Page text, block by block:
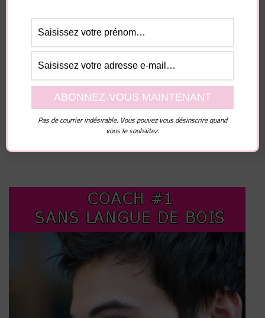
Enregistrer mon nom, mon e-mail et mon site dans
le navigateur pour mon prochain commentaire.
Pas de courrier indésirable. Vous pouvez vous désinscrire quand
vous le souhaitez.